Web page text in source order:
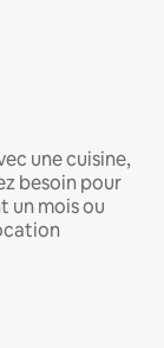
une cuisine,
besoin pour
un mois ou